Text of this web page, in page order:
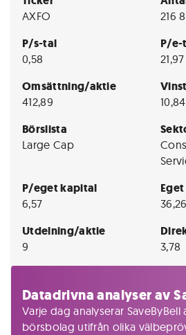
AXFO 216
P/s-tal
0,58
P/
21,97
Omsättning/aktie
412,89 10,84
Börslista
Large Cap
P/eget kapital
6,57 36,26
Utdelning/aktie
9 3,78
Datadrivna analyser av
Varje dag analyserar SaveByBell
börsbolag utifrån olika